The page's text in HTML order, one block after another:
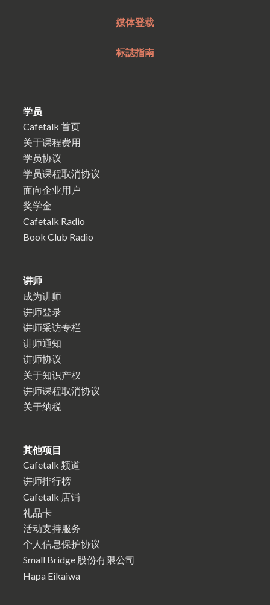
媒体登载
标誌指南
学员
Cafetalk 首页
关于课程费用
学员协议
学员课程取消协议
面向企业用户
奖学金
Cafetalk Radio
Book Club Radio
讲师
成为讲师
讲师登录
讲师采访专栏
讲师通知
讲师协议
关于知识产权
讲师课程取消协议
关于纳税
其他项目
Cafetalk 频道
讲师排行榜
Cafetalk 店铺
礼品卡
活动支持服务
个人信息保护协议
Small Bridge 股份有限公司
Hapa Eikaiwa